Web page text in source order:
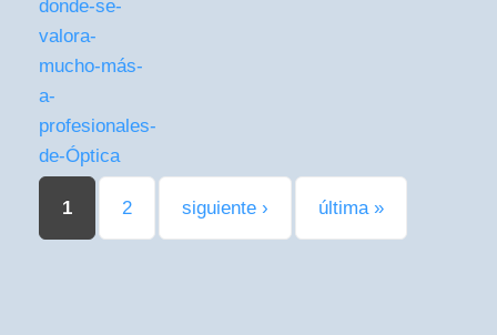
Páginas
1 2 siguiente › última »